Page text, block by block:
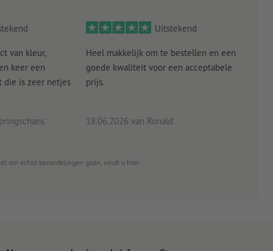
van kleur,
keer een
die is zeer netjes
Uitstekend
Heel makkelijk om te bestellen en een
goede kwaliteit voor een acceptabele
prijs.
18.06.2026 van Ronald
om echte beoordelingen gaan, vindt u hier.